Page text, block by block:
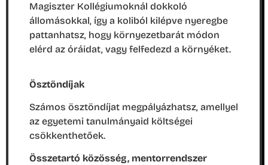
Magiszter Kollégiumoknál dokkoló
állomásokkal, így a koliból kilépve nyeregbe
pattanhatsz, hogy környezetbarát módon
elérd az óráidat, vagy felfedezd a környéket.
Ösztöndíjak
Számos ösztöndíjat megpályázhatsz, amellyel
az egyetemi tanulmányaid költségei
csökkenthetőek.
Összetartó közösség, mentorrendszer